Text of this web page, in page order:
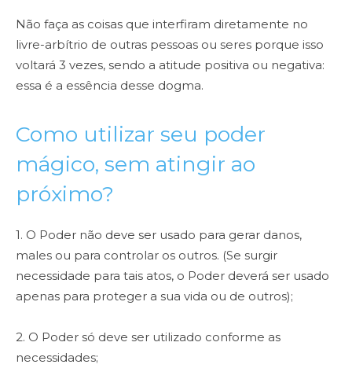
Não faça as coisas que interfiram diretamente no
livre-arbítrio de outras pessoas ou seres porque isso
voltará 3 vezes, sendo a atitude positiva ou negativa:
essa é a essência desse dogma.
Como utilizar seu poder
mágico, sem atingir ao
próximo?
1. O Poder não deve ser usado para gerar danos,
males ou para controlar os outros. (Se surgir
necessidade para tais atos, o Poder deverá ser usado
apenas para proteger a sua vida ou de outros);
2. O Poder só deve ser utilizado conforme as
necessidades;